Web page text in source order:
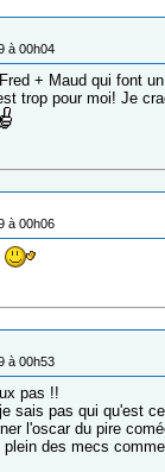
à 00h04
+ Maud qui font
trop pour moi! Je
à 00h06
à 00h53
pas !!
sais pas qui qu'est
l'oscar du pire
plein des mecs